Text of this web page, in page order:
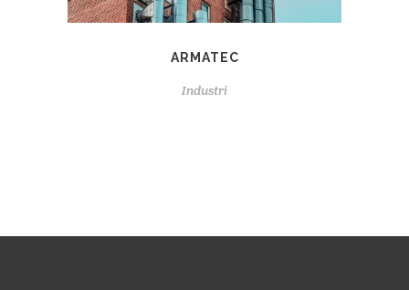
ARMATEC
Industri